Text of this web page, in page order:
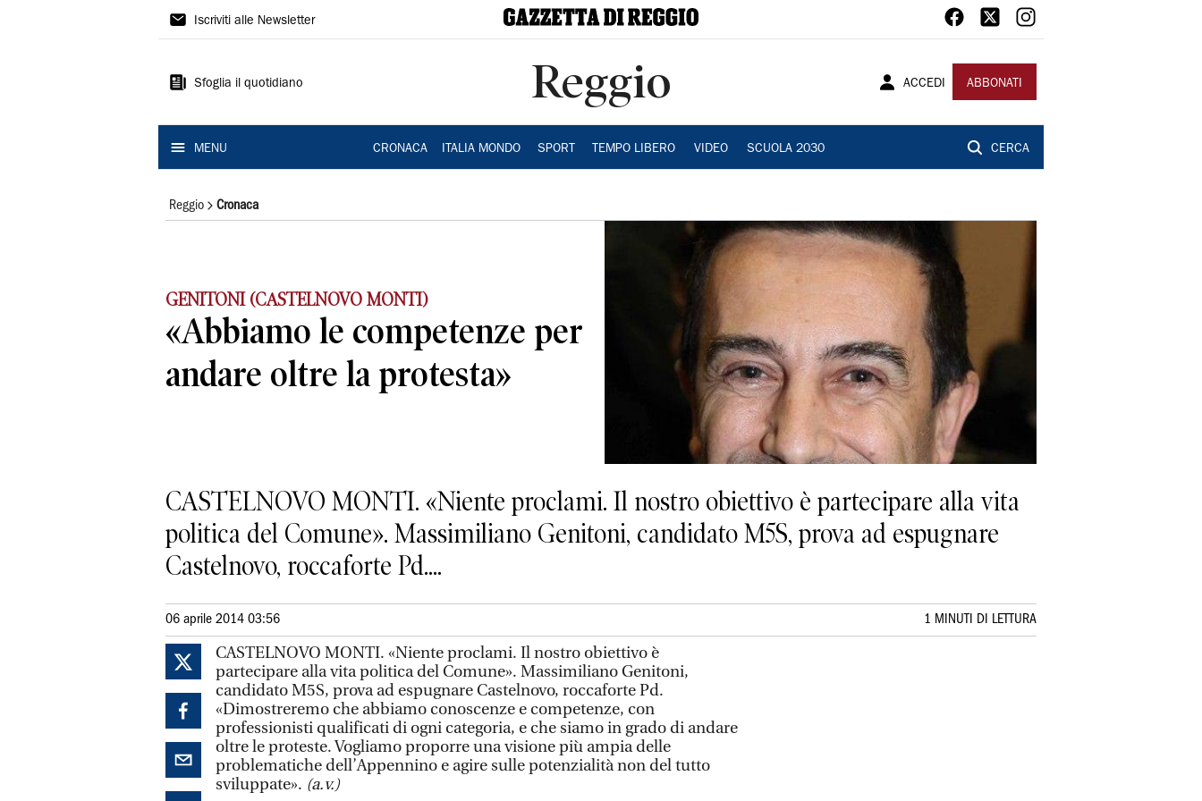
Gazzetta
Reggio
Iscriviti alle Newsletter
Sfoglia il quotidiano Reggio ACCEDI ABBONATI
MENU CRONACA ITALIA MONDO SPORT TEMPO LIBERO VIDEO SCUOLA 2030 CERCA
Reggio Cronaca
GENITONI (CASTELNOVO MONTI)
«Abbiamo le competenze per
andare oltre la protesta»
CASTELNOVO MONTI. «Niente proclami. Il nostro obiettivo è partecipare alla vita
politica del Comune». Massimiliano Genitoni, candidato M5S, prova ad espugnare
Castelnovo, roccaforte Pd....
06 aprile 2014 03:56 1 MINUTI DI LETTURA
CASTELNOVO MONTI. «Niente proclami. Il nostro obiettivo è
partecipare alla vita politica del Comune». Massimiliano Genitoni,
candidato M5S, prova ad espugnare Castelnovo, roccaforte Pd.
«Dimostreremo che abbiamo conoscenze e competenze, con
professionisti qualificati di ogni categoria, e che siamo in grado di andare
oltre le proteste. Vogliamo proporre una visione più ampia delle
problematiche dell’Appennino e agire sulle potenzialità non del tutto
sviluppate». (a.v.)